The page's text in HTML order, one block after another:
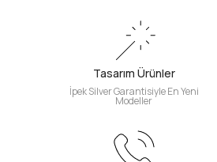
Tasarım Ürünler
İpek Silver Garantisiyle En Yeni
Modeller